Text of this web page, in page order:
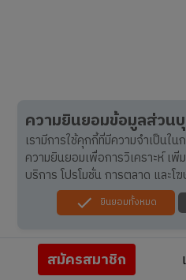
สมัครสมาชิก
ความยินยอมข้อมูลส่วน
เรามีการใช้คุกกี้ที่มีความจำเป็นใน
ความยินยอมเพื่อการวิเคราะห์ เ
บริการ โปรโมชั่น การตลาด และโ
ยินยอมทั้งหมด